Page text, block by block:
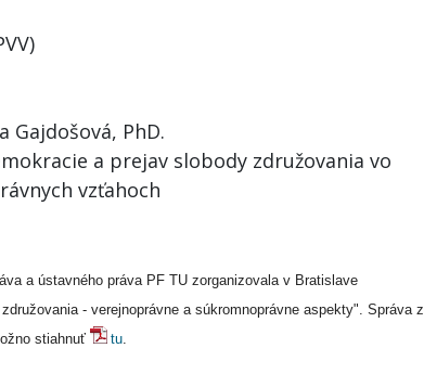
Gajdošová, PhD.
a prejav slobody združovania vo
vzťahoch
a ústavného práva PF TU zorganizovala v Bratislave
- verejnoprávne a súkromnoprávne aspekty". Správa z
stiahnuť tu